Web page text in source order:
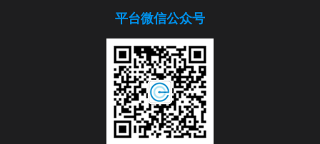
平台微信公众号